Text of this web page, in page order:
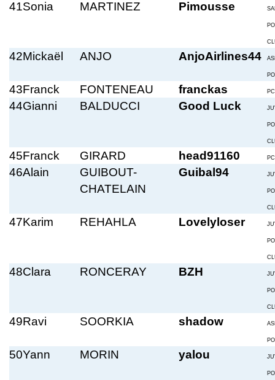
41Sonia MARTINEZ Pimousse
42Mickaël ANJO AnjoAirlines44
43Franck FONTENEAU franckas
44Gianni BALDUCCI Good Luck
45Franck GIRARD head91160
46Alain
GUIBOUT-
CHATELAIN
Guibal94
47Karim REHAHLA Lovelyloser
48Clara RONCERAY BZH
49Ravi SOORKIA shadow
50Yann MORIN yalou